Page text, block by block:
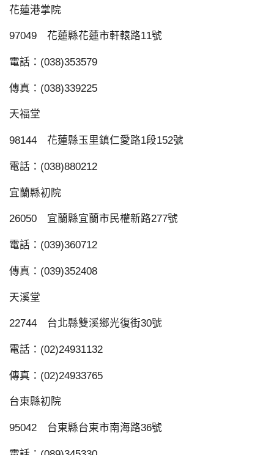
花蓮港掌院
97049 花蓮縣花蓮市軒轅路11號
電話：(038)353579
傳真：(038)339225
天福堂
98144 花蓮縣玉里鎮仁愛路1段152號
電話：(038)880212
宜蘭縣初院
26050 宜蘭縣宜蘭市民權新路277號
電話：(039)360712
傳真：(039)352408
天溪堂
22744 台北縣雙溪鄉光復街30號
電話：(02)24931132
傳真：(02)24933765
台東縣初院
95042 台東縣台東市南海路36號